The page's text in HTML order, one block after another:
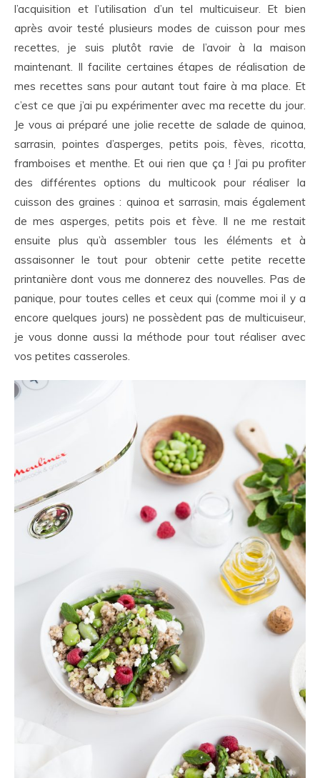
l’acquisition et l’utilisation d’un tel multicuiseur. Et bien
après avoir testé plusieurs modes de cuisson pour mes
recettes, je suis plutôt ravie de l’avoir à la maison
maintenant. Il facilite certaines étapes de réalisation de
mes recettes sans pour autant tout faire à ma place. Et
c’est ce que j’ai pu expérimenter avec ma recette du jour.
Je vous ai préparé une jolie recette de salade de quinoa,
sarrasin, pointes d’asperges, petits pois, fèves, ricotta,
framboises et menthe. Et oui rien que ça ! J’ai pu profiter
des différentes options du multicook pour réaliser la
cuisson des graines : quinoa et sarrasin, mais également
de mes asperges, petits pois et fève. Il ne me restait
ensuite plus qu’à assembler tous les éléments et à
assaisonner le tout pour obtenir cette petite recette
printanière dont vous me donnerez des nouvelles. Pas de
panique, pour toutes celles et ceux qui (comme moi il y a
encore quelques jours) ne possèdent pas de multicuiseur,
je vous donne aussi la méthode pour tout réaliser avec
vos petites casseroles.